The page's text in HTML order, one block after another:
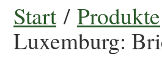
Start/ Produkte
Luxemburg: